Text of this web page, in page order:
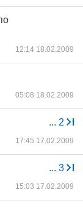
12:14 18.02.2009
05:08 18.02.2009
... 2
17:45 17.02.2009
... 3
15:03 17.02.2009